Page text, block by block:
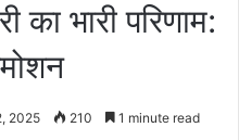
का भारी परिणाम:
2025 210 1 minute read